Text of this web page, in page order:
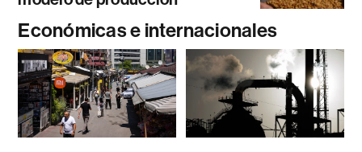
Económicas e internacionales